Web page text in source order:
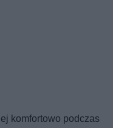
komfortowo podczas